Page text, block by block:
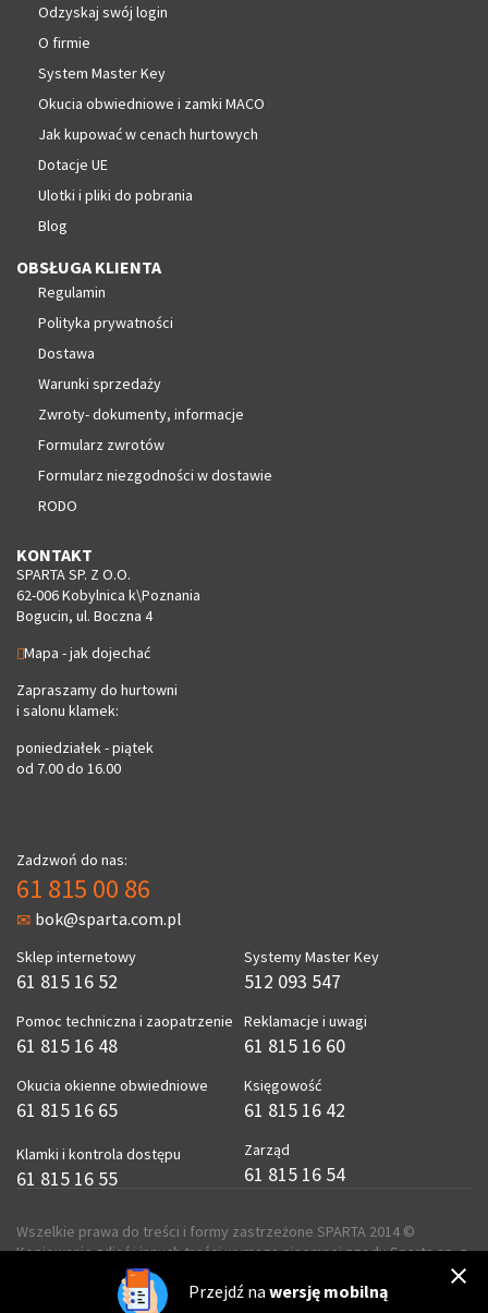
Odzyskaj swój login
O firmie
System Master Key
Okucia obwiedniowe i zamki MACO
Jak kupować w cenach hurtowych
Dotacje UE
Ulotki i pliki do pobrania
Blog
OBSŁUGA KLIENTA
Regulamin
Polityka prywatności
Dostawa
Warunki sprzedaży
Zwroty- dokumenty, informacje
Formularz zwrotów
Formularz niezgodności w dostawie
RODO
KONTAKT
SPARTA SP. Z O.O.
62-006 Kobylnica k\Poznania
Bogucin, ul. Boczna 4
Mapa - jak dojechać
Zapraszamy do hurtowni
i salonu klamek:
poniedziałek - piątek
od 7.00 do 16.00
Zadzwoń do nas:
61 815 00 86
bok@sparta.com.pl
Sklep internetowy
61 815 16 52
Pomoc techniczna i zaopatrzenie
61 815 16 48
Okucia okienne obwiedniowe
61 815 16 65
Klamki i kontrola dostępu
61 815 16 55
Systemy Master Key
512 093 547
Reklamacje i uwagi
61 815 16 60
Księgowość
61 815 16 42
Zarząd
61 815 16 54
Wszelkie prawa do treści i formy zastrzeżone SPARTA 2014 ©
Kopiowanie zdjęć i innych treści wymaga pisemnej zgody Sparta sp. z
realizacja
Przejdź na wersję mobilną